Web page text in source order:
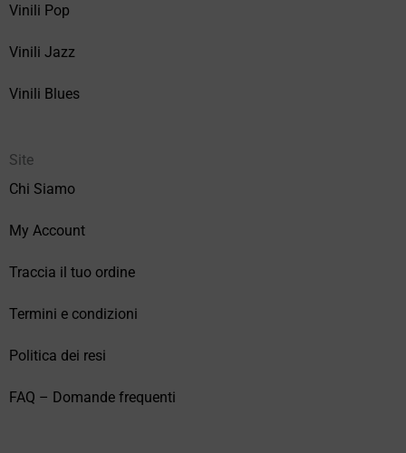
Vinili Pop
Vinili Jazz
Vinili Blues
Site
Chi Siamo
My Account
Traccia il tuo ordine
Termini e condizioni
Politica dei resi
FAQ – Domande frequenti